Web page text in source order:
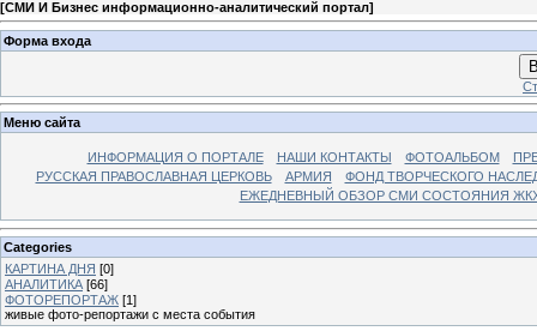
[СМИ И Бизнес информационно-аналитический портал]
Форма входа
Меню сайта
ИНФОРМАЦИЯ О ПОРТАЛЕ НАШИ КОНТАКТЫ ФОТОАЛЬБОМ
РУССКАЯ ПРАВОСЛАВНАЯ ЦЕРКОВЬ
АРМИЯ
ФОНД ТВОРЧЕСКОГО
ЕЖЕДНЕВНЫЙ ОБЗОР СМИ СОСТОЯНИЯ
Categories
КАРТИНА ДНЯ [0]
АНАЛИТИКА [66]
ФОТОРЕПОРТАЖ [1]
живые фото-репортажи с места события